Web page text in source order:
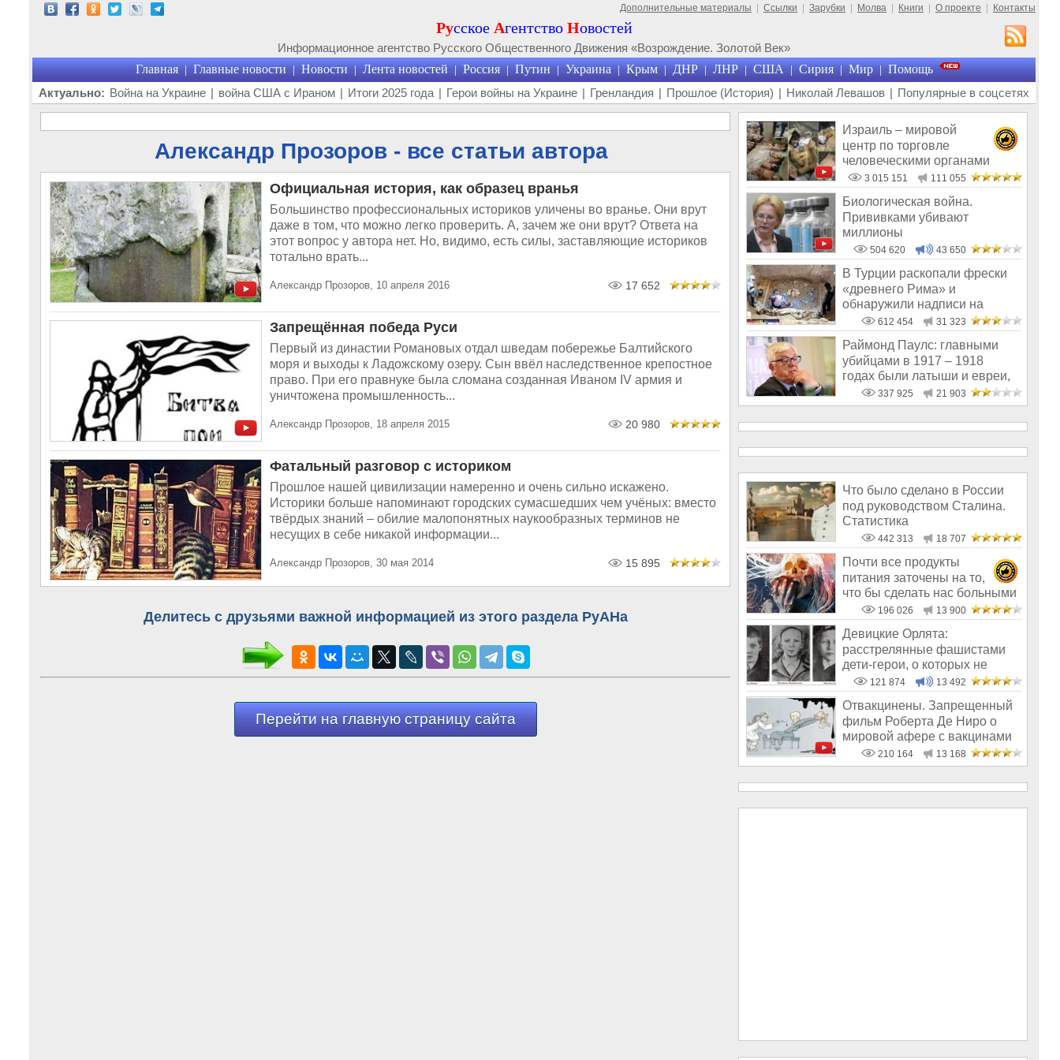
Дополнительные материалы Ссылки Зарубки Молва Книги О проекте Контакты
Русское Агентство Новостей
Информационное агентство Русского Общественного Движения «Возрождение. Золотой Век»
Главная | Главные новости | Новости | Лента новостей | Россия | Путин | Украина | Крым | ДНР | ЛНР | США | Сирия | Мир | Помощь
Актуально: Война на Украине | война США с Ираном | Итоги 2025 года | Герои войны на Украине | Гренландия | Прошлое (История) | Николай Левашов | Популярные в соцсетях
Александр Прозоров - все статьи автора
Официальная история, как образец вранья
Большинство профессиональных историков уличены во вранье. Они врут
даже в том, что можно легко проверить. А, зачем же они врут? Ответа на
этот вопрос у автора нет. Но, видимо, есть силы, заставляющие историков
тотально врать...
Александр Прозоров, 10 апреля 2016 17 652
Запрещённая победа Руси
Первый из династии Романовых отдал шведам побережье Балтийского
моря и выходы к Ладожскому озеру. Сын ввёл наследственное крепостное
право. При его правнуке была сломана созданная Иваном IV армия и
уничтожена промышленность...
Александр Прозоров, 18 апреля 2015 20 980
Фатальный разговор с историком
Прошлое нашей цивилизации намеренно и очень сильно искажено.
Историки больше напоминают городских сумасшедших чем учёных: вместо
твёрдых знаний – обилие малопонятных наукообразных терминов не
несущих в себе никакой информации...
Александр Прозоров, 30 мая 2014 15 895
Делитесь с друзьями важной информацией из этого раздела РуАНа
Перейти на главную страницу сайта
Израиль – мировой
центр по торговле
человеческими органами
3 015 151 111 055
Биологическая война.
Прививками убивают
миллионы
504 620 43 650
В Турции раскопали фрески
«древнего Рима» и
обнаружили надписи на
Русском!612 454 31 323
Раймонд Паулс: главными
убийцами в 1917 – 1918
годах были латыши и евреи,
а не русс337 925 21 903
Что было сделано в России
под руководством Сталина.
Статистика
442 313 18 707
Почти все продукты
питания заточены на то,
что бы сделать нас больными
и бесплодным
196 026 13 900
Девицкие Орлята:
расстрелянные фашистами
дети-герои, о которых не
рассказывают в шк
121 874 13 492
Отвакцинены. Запрещенный
фильм Роберта Де Ниро о
мировой афере с вакцинами
210 164 13 168